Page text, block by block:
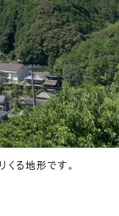
くる地形です。